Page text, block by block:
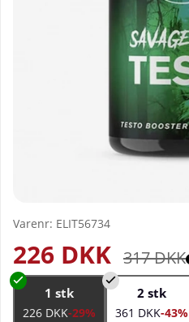
Varenr: ELIT56734
317DKK
226 DKK
1 stk
226 DKK-29%
2 stk
361 DKK-43%